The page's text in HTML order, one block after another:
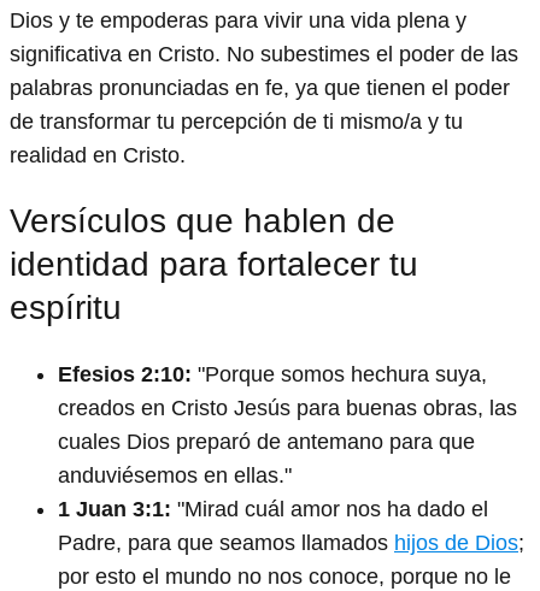
Dios y te empoderas para vivir una vida plena y
significativa en Cristo. No subestimes el poder de las
palabras pronunciadas en fe, ya que tienen el poder
de transformar tu percepción de ti mismo/a y tu
realidad en Cristo.
Versículos que hablen de
identidad para fortalecer tu
espíritu
Efesios 2:10: "Porque somos hechura suya,
creados en Cristo Jesús para buenas obras, las
cuales Dios preparó de antemano para que
anduviésemos en ellas."
1 Juan 3:1: "Mirad cuál amor nos ha dado el
Padre, para que seamos llamados hijos de Dios;
por esto el mundo no nos conoce, porque no le